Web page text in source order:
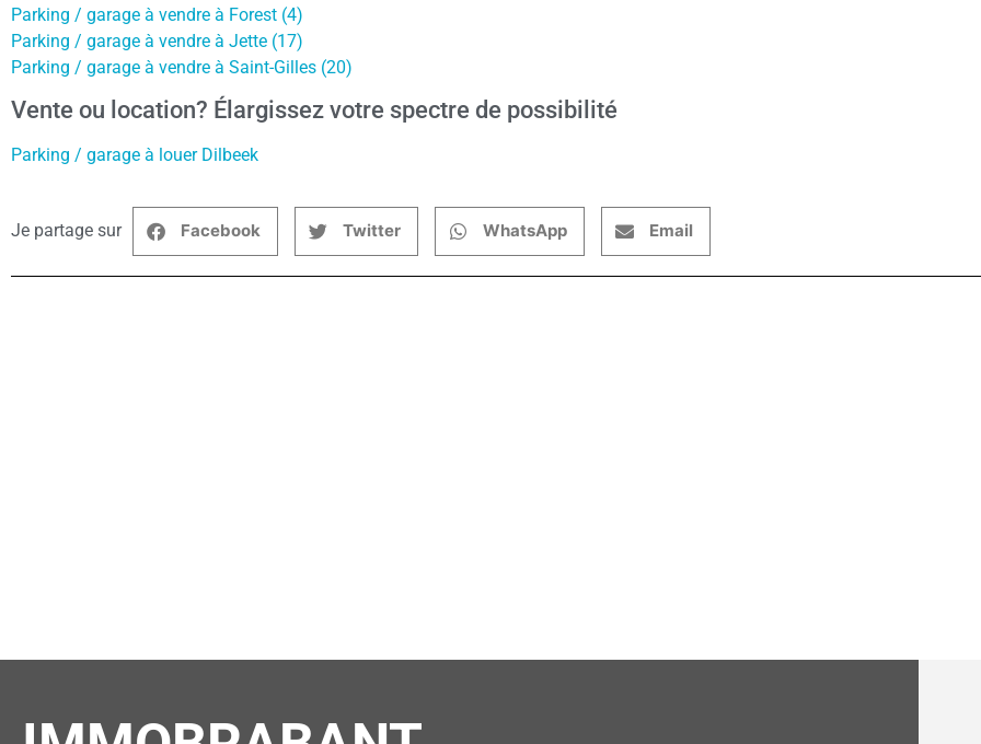
Parking / garage à vendre à Forest (4)
Parking / garage à vendre à Jette (17)
Parking / garage à vendre à Saint-Gilles (20)
Vente ou location? Élargissez votre spectre de possibilité
Parking / garage à louer Dilbeek
Je partage sur Facebook Twitter WhatsApp Email